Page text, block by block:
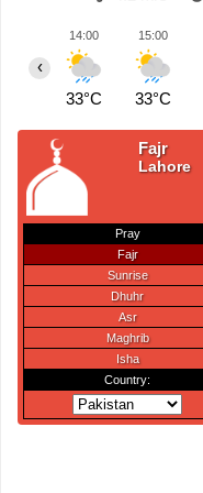
14:00
33°C
15:00
33°C
‹